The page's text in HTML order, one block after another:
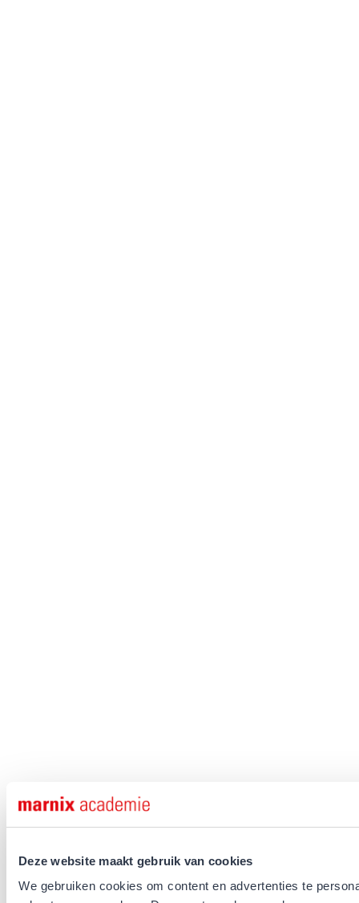
Deze website maakt gebruik van cookies
We gebruiken cookies om content en advertenties te